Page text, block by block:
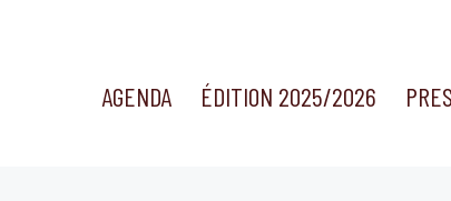
AGENDA ÉDITION 2025/2026